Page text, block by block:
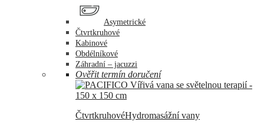
Asymetrické
Čtvrtkruhové
Kabinové
Obdélníkové
Záhradní – jacuzzi
Ověřit termín doručení
ČtvrtkruhovéHydromasážní vany